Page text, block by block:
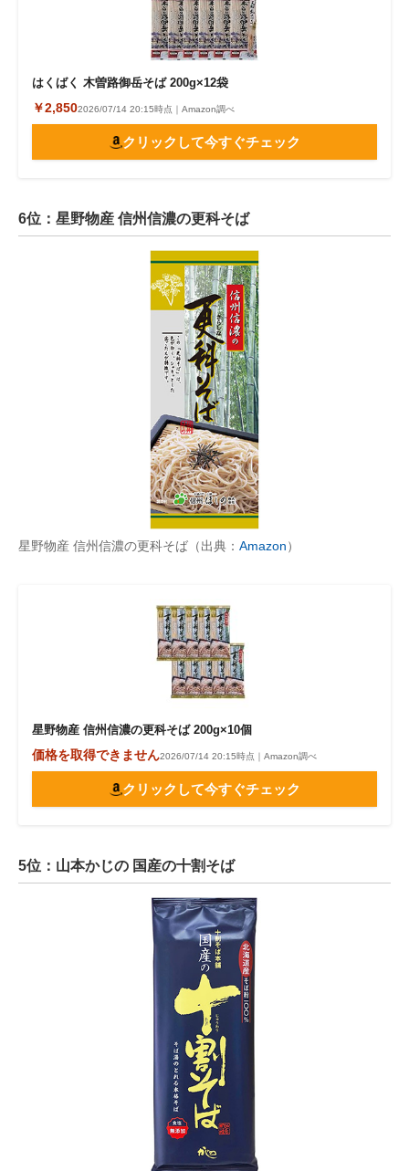
はくばく 木曽路御岳そば 200g×12袋
￥2,8502026/07/14 20:15時点｜Amazon調べ
クリックして今すぐチェック
6位：星野物産 信州信濃の更科そば
星野物産 信州信濃の更科そば（出典： Amazon）
星野物産 信州信濃の更科そば 200g×10個
価格を取得できません2026/07/14 20:15時点｜Amazon調べ
クリックして今すぐチェック
5位：山本かじの 国産の十割そば